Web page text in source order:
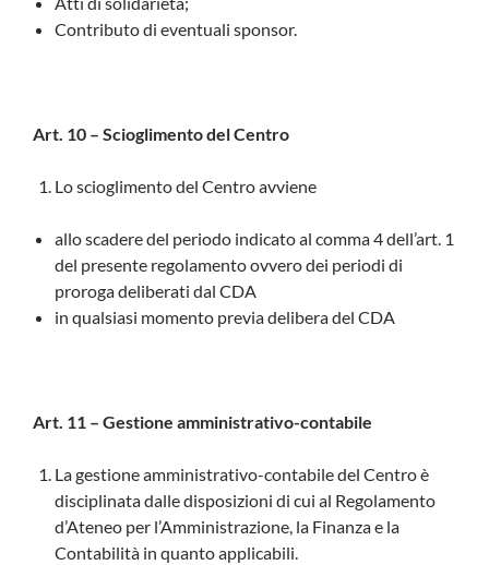
Contributo di eventuali sponsor.
Art. 10 – Scioglimento del Centro
Lo scioglimento del Centro avviene
allo scadere del periodo indicato al comma 4 dell’art. 1
del presente regolamento ovvero dei periodi di
proroga deliberati dal CDA
in qualsiasi momento previa delibera del CDA
Art. 11 – Gestione amministrativo-contabile
La gestione amministrativo-contabile del Centro è
disciplinata dalle disposizioni di cui al Regolamento
d’Ateneo per l’Amministrazione, la Finanza e la
Contabilità in quanto applicabili.